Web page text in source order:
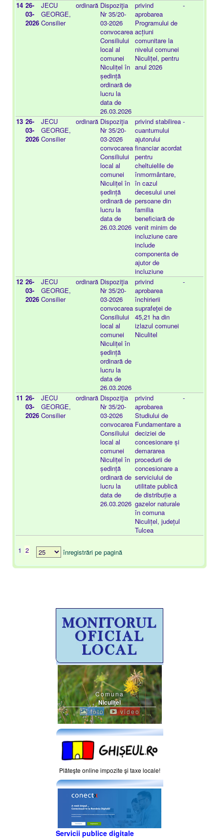
14 26-
03-
2026
JECU
GEORGE,
Consilier
ordinară Dispoziţia
Nr 35/20-
03-2026
convocarea
Consiliului
local al
comunei
Niculițel în
ședință
ordinară de
lucru la
data de
26.03.2026
privind
aprobarea
Programului de
acțiuni
comunitare la
nivelul comunei
Niculițel, pentru
anul 2026
-
13 26-
03-
2026
JECU
GEORGE,
Consilier
ordinară Dispoziţia
Nr 35/20-
03-2026
convocarea
Consiliului
local al
comunei
Niculițel în
ședință
ordinară de
lucru la
data de
26.03.2026
privind stabilirea
cuantumului
ajutorului
financiar acordat
pentru
cheltuielile de
înmormântare,
în cazul
decesului unei
persoane din
familia
beneficiară de
venit minim de
incluziune care
include
componenta de
ajutor de
incluziune
-
12 26-
03-
2026
JECU
GEORGE,
Consilier
ordinară Dispoziţia
Nr 35/20-
03-2026
convocarea
Consiliului
local al
comunei
Niculițel în
ședință
ordinară de
lucru la
data de
26.03.2026
privind
aprobarea
închirierii
suprafeţei de
45,21 ha din
izlazul comunei
Niculitel
-
11 26-
03-
2026
JECU
GEORGE,
Consilier
ordinară Dispoziţia
Nr 35/20-
03-2026
convocarea
Consiliului
local al
comunei
Niculițel în
ședință
ordinară de
lucru la
data de
26.03.2026
privind
aprobarea
Studiului de
Fundamentare a
deciziei de
concesionare și
demararea
procedurii de
concesionare a
serviciului de
utilitate publică
de distribuție a
gazelor naturale
în comuna
Niculițel, județul
Tulcea
-
1 2 înregistrări pe pagină
Comuna
Niculiţel
foto video
Plăteşte online impozite şi taxe locale!
Servicii publice digitale